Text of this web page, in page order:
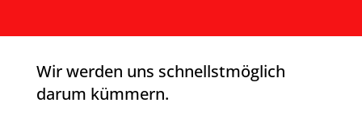
Wir werden uns schnellstmöglich
darum kümmern.